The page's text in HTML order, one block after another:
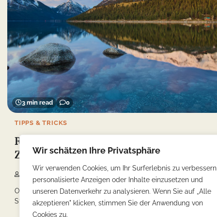
Wir schätzen Ihre Privatsphäre
Wir verwenden Cookies, um Ihr Surferlebnis zu
personalisierte Anzeigen oder Inhalte einzusetzen und
unseren Datenverkehr zu analysieren. Wenn Sie auf „Alle
akzeptieren" klicken, stimmen Sie der Anwendung von
Cookies zu.
3 min read 0
TIPPS & TRICKS
Reisetipps: Entdecken Sie weniger bekannte
Ziele in Oregon
Oregon, ein Bundesstaat im Nordwesten der Vereinigten
Staaten, ist für seine atemberaubende Natur bekannt – […]